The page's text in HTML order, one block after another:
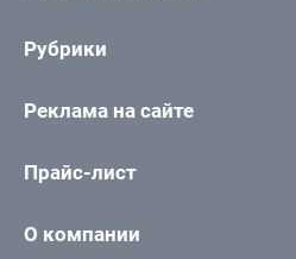
Рубрики
Реклама на сайте
Прайс-лист
О компании